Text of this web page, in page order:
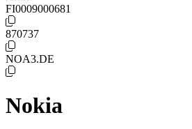
FI0009000681
870737
NOA3.DE
Nokia